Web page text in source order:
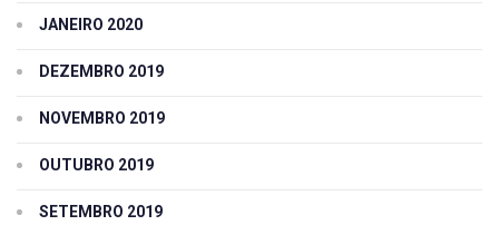
JANEIRO 2020
DEZEMBRO 2019
NOVEMBRO 2019
OUTUBRO 2019
SETEMBRO 2019